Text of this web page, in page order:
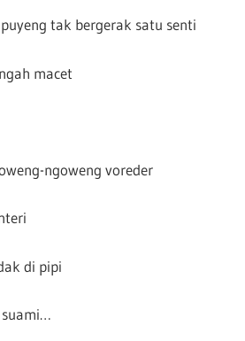
tak bergerak satu senti
macet
ngoweng voreder
di pipi